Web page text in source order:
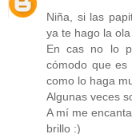
Niña, si las
ya te hago la ola
En cas no lo
cómodo que
como lo haga
Algunas veces
A mí me
brillo :)